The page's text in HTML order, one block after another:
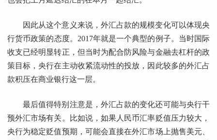
因此从这个意义来说，外汇占款的规模变化可以体现央
行货币政策的态度。2017年就是一个典型的例子。当时国际
收支已经明显转正，但当时为配合防风险与金融去杠杆的政
策目标，央行在主动收紧流动性的投放，因此较多的外汇占
款积压在商业银行这一层。
最后值得特别注意是，外汇占款的变化还可能与央行干
预外汇市场有关。比如说，如果人民币汇率贬值压力较大，
央行为稳定贬值预期，可能会直接在外汇市场上抛售美元、